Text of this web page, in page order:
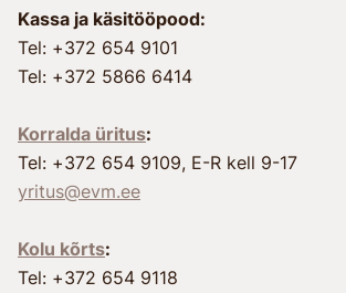
Kassa ja käsitööpood:
Tel: +372 654 9101
Tel: +372 5866 6414
Korralda üritus:
Tel: +372 654 9109, E-R kell 9-17
yritus@evm.ee
Kolu kõrts:
Tel: +372 654 9118